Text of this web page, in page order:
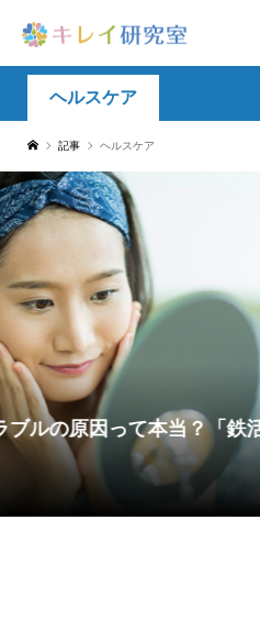
ヘルスケア
記事 ヘルスケア
とうもろこしは栄養の宝
り...
2022.08.01